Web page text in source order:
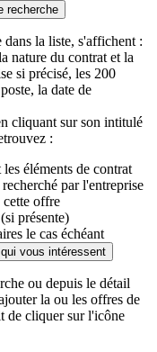
recherche
la liste, s'affichent :
nature du contrat et la
si précisé, les 200
la date de
cliquant sur son intitulé
:
éléments de contrat
par l'entreprise
cette offre
présente)
le cas échéant
vous intéressent
ou depuis le détail
la ou les offres de
de cliquer sur l'icône